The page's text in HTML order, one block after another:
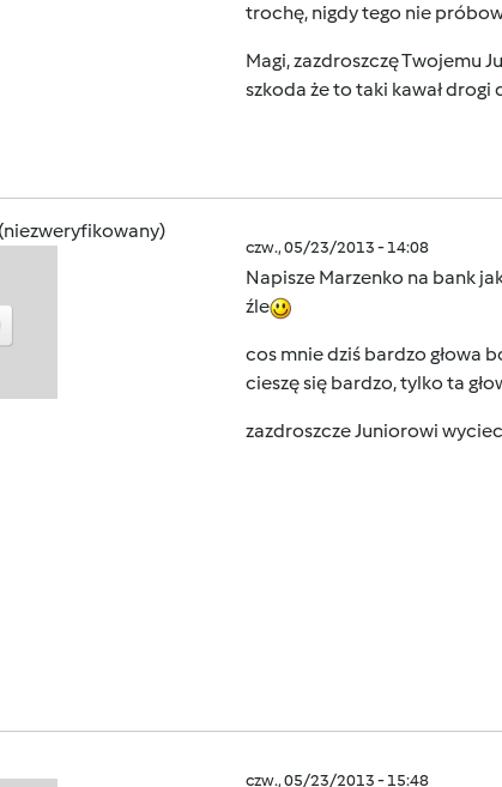
trochę, nigdy tego nie
Magi, zazdroszczę Twojemu
szkoda że to taki kawał drogi
czw., 05/23/2013 - 14:08
Napisze Marzenko na bank
źle
cos mnie dziś bardzo głowa
cieszę się bardzo, tylko ta
zazdroszcze Juniorowi
czw., 05/23/2013 - 15:48